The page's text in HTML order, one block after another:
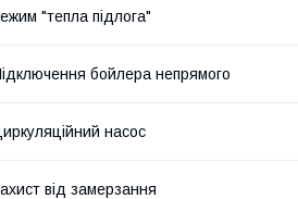
"тепла підлога"
бойлера непрямого
насос
від замерзання